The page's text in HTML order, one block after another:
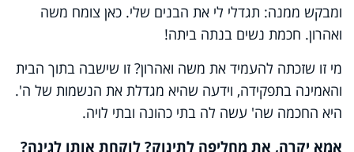
ומבקש ממנה: תגדלי לי את הבנים שלי. כאן צומח משה
ואהרון. חכמת נשים בנתה ביתה!
מי זו שזכתה להעמיד את משה ואהרון? זו שישבה בתוך הבית
והאמינה בתפקידה, וידעה שהיא מגדלת את הנשמות של ה'.
היא החכמה שה' עשה לה בתי כהונה ובתי לויה.
אמא יקרה, את מחליפה לתינוק? לוקחת אותו לגינה?